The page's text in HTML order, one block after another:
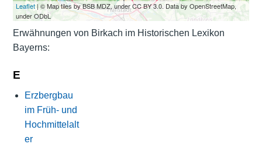
Leaflet| © Map tiles by BSB MDZ, under CC BY 3.0. Data by OpenStreetMap,
under ODbL
Erwähnungen von Birkach im Historischen Lexikon
Bayerns:
E
Erzbergbau
im Früh- und
Hochmittelalt
er